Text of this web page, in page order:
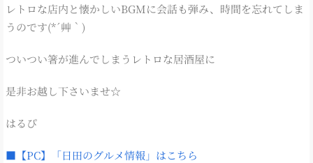
レトロな店内と懐かしいBGMに会話も弾み、時間を忘れてしま
うのです(*´艸｀)
ついつい箸が進んでしまうレトロな居酒屋に
是非お越し下さいませ☆
はるぴ
■【PC】「日田のグルメ情報」はこちら